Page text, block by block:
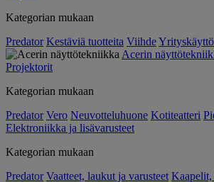
Kategorian mukaan
Predator Kestäviä tuotteita ViihdeYrityskäyttö
Acerin
Projektorit
Kategorian mukaan
Predator Vero Neuvotteluhuone Kotiteatteri
Elektroniikka ja lisävarusteet
Kategorian mukaan
Predator Vaatteet, laukut ja varusteet Kaapelit,